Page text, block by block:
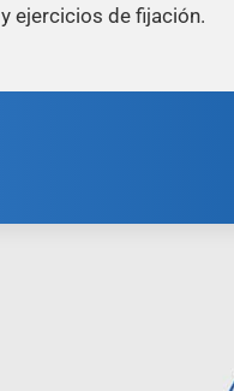
ejercicios de fijación.